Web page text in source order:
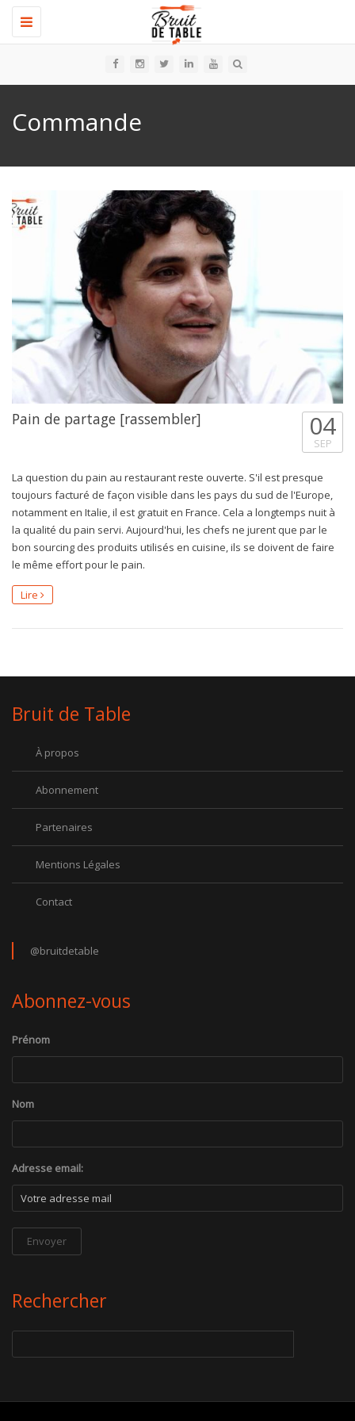
Toggle
navigation
Commande
Pain de partage [rassembler] 04
SEP
La question du pain au restaurant reste ouverte. S'il est presque
toujours facturé de façon visible dans les pays du sud de l'Europe,
notamment en Italie, il est gratuit en France. Cela a longtemps nuit à
la qualité du pain servi. Aujourd'hui, les chefs ne jurent que par le
bon sourcing des produits utilisés en cuisine, ils se doivent de faire
le même effort pour le pain.
Lire
Bruit de Table
À propos
Abonnement
Partenaires
Mentions Légales
Contact
@bruitdetable
Abonnez-vous
Prénom
Nom
Adresse email:
Rechercher